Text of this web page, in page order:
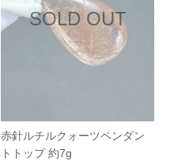
SOLD OUT
赤針ルチルクォーツペンダン
トトップ 約7g